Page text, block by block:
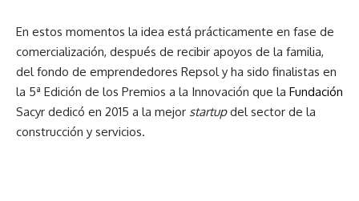
En estos momentos la idea está prácticamente en fase de
comercialización, después de recibir apoyos de la familia,
del fondo de emprendedores Repsol y ha sido finalistas en
la 5ª Edición de los Premios a la Innovación que la Fundación
Sacyr dedicó en 2015 a la mejor startupdel sector de la
construcción y servicios.